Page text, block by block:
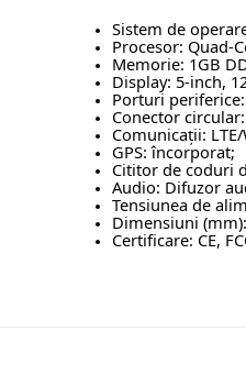
Sistem de
Procesor: Quad-
Memorie: 1GB
Display: 5-inch,
Porturi periferice:
Conector circular:
Comunicații:
GPS: încorporat;
Cititor de coduri
Audio: Difuzor
Tensiunea de
Dimensiuni
Certificare: CE,